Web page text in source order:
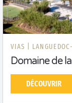
VIAS |
Domaine de
DÉCOUVRIR